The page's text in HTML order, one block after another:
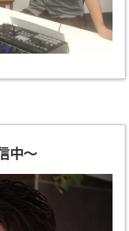
中～